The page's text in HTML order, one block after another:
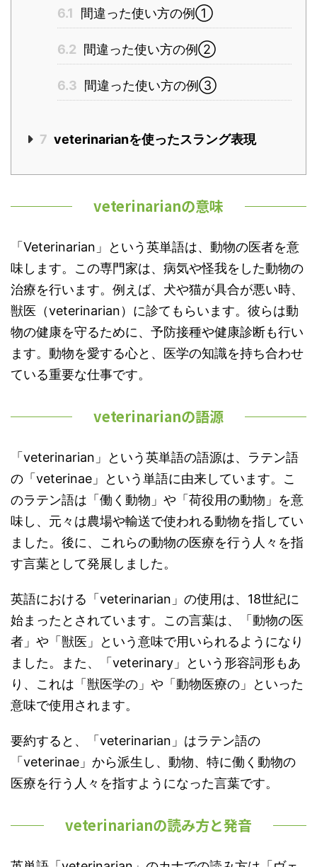
6.1 間違った使い方の例①
6.2 間違った使い方の例②
6.3 間違った使い方の例③
7 veterinarianを使ったスラング表現
veterinarianの意味
「Veterinarian」という英単語は、動物の医者を意
味します。この専門家は、病気や怪我をした動物の
治療を行います。例えば、犬や猫が具合が悪い時、
獣医（veterinarian）に診てもらいます。彼らは動
物の健康を守るために、予防接種や健康診断も行い
ます。動物を愛する心と、医学の知識を持ち合わせ
ている重要な仕事です。
veterinarianの語源
「veterinarian」という英単語の語源は、ラテン語
の「veterinae」という単語に由来しています。こ
のラテン語は「働く動物」や「荷役用の動物」を意
味し、元々は農場や輸送で使われる動物を指してい
ました。後に、これらの動物の医療を行う人々を指
す言葉として発展しました。
英語における「veterinarian」の使用は、18世紀に
始まったとされています。この言葉は、「動物の医
者」や「獣医」という意味で用いられるようになり
ました。また、「veterinary」という形容詞形もあ
り、これは「獣医学の」や「動物医療の」といった
意味で使用されます。
要約すると、「veterinarian」はラテン語の
「veterinae」から派生し、動物、特に働く動物の
医療を行う人々を指すようになった言葉です。
veterinarianの読み方と発音